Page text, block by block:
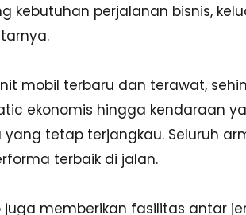
kebutuhan perjalanan bisnis,
mobil terbaru dan terawat,
ekonomis hingga kendaraan
tetap terjangkau. Seluruh
terbaik di jalan.
juga memberikan fasilitas antar